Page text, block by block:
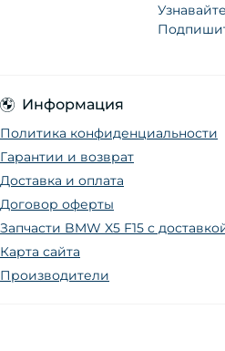
Информация
Политика конфиденциальности
Гарантии и возврат
Доставка и оплата
Договор оферты
Запчасти BMW X5 F15 с
Карта сайта
Производители